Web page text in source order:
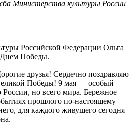
Министерства культуры России
Российской Федерации Ольга
Победы.
друзья! Сердечно поздравляю
Победы! 9 мая — особый
России, но всего мира. Бережное
прошлого по-настоящему
для каждого живущего сегодня